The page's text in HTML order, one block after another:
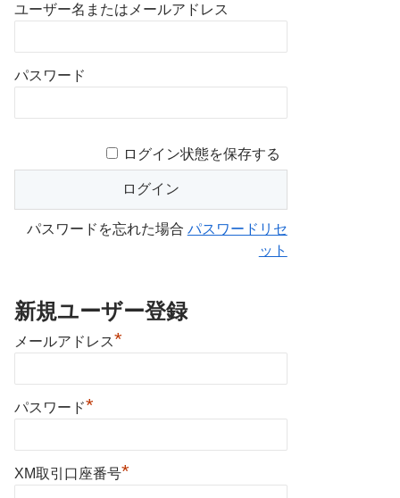
ユーザー名またはメールアドレス
パスワード
ログイン状態を保存する
パスワードを忘れた場合 パスワードリセ
ット
新規ユーザー登録
メールアドレス*
パスワード*
XM取引口座番号*